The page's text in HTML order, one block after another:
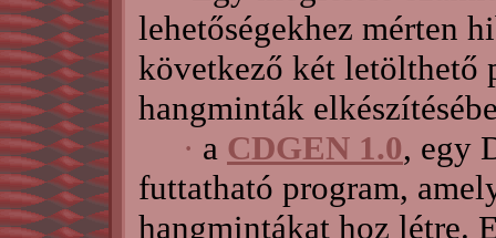
lehetőségekhez mérten
következő két letölthető
hangminták
· a CDGEN 1.0, egy
futtatható program,
hangmintákat hoz létre.